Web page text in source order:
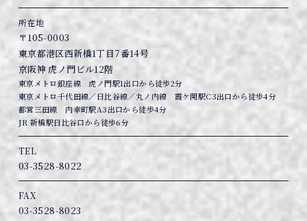
所在地
〒105-0003
東京都港区西新橋1丁目7番14号
京阪神 虎ノ門ビル12階
東京メトロ銀座線 虎ノ門駅1出口から徒歩2分
東京メトロ千代田線／日比谷線／丸ノ内線 霞ケ関駅C3出口から徒歩4分
都営三田線 内幸町駅A3出口から徒歩4分
JR 新橋駅日比谷口から徒歩6分
TEL
03-3528-8022
FAX
03-3528-8023